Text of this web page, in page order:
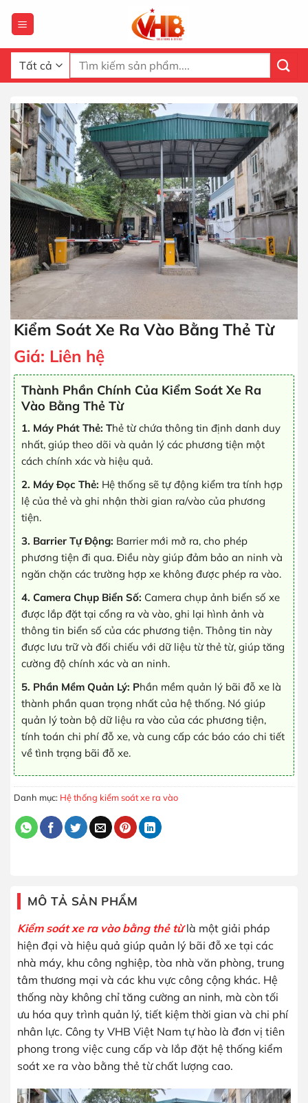
qua
dung
Tìm
kiếm:
Kiểm Soát Xe Ra Vào Bằng Thẻ Từ
Giá: Liên hệ
Thành Phần Chính Của Kiểm Soát Xe Ra
Vào Bằng Thẻ Từ
1. Máy Phát Thẻ: Thẻ từ chứa thông tin định danh duy
nhất, giúp theo dõi và quản lý các phương tiện một
cách chính xác và hiệu quả.
2. Máy Đọc Thẻ: Hệ thống sẽ tự động kiểm tra tính hợp
lệ của thẻ và ghi nhận thời gian ra/vào của phương
tiện.
3. Barrier Tự Động: Barrier mới mở ra, cho phép
phương tiện đi qua. Điều này giúp đảm bảo an ninh và
ngăn chặn các trường hợp xe không được phép ra vào.
4. Camera Chụp Biển Số: Camera chụp ảnh biển số xe
được lắp đặt tại cổng ra và vào, ghi lại hình ảnh và
thông tin biển số của các phương tiện. Thông tin này
được lưu trữ và đối chiếu với dữ liệu từ thẻ từ, giúp tăng
cường độ chính xác và an ninh.
5. Phần Mềm Quản Lý: Phần mềm quản lý bãi đỗ xe là
thành phần quan trọng nhất của hệ thống. Nó giúp
quản lý toàn bộ dữ liệu ra vào của các phương tiện,
tính toán chi phí đỗ xe, và cung cấp các báo cáo chi tiết
về tình trạng bãi đỗ xe.
Danh mục: Hệ thống kiểm soát xe ra vào
MÔ TẢ SẢN PHẨM
Kiểm soát xe ra vào bằng thẻ từlà một giải pháp
hiện đại và hiệu quả giúp quản lý bãi đỗ xe tại các
nhà máy, khu công nghiệp, tòa nhà văn phòng, trung
tâm thương mại và các khu vực công cộng khác. Hệ
thống này không chỉ tăng cường an ninh, mà còn tối
ưu hóa quy trình quản lý, tiết kiệm thời gian và chi phí
nhân lực. Công ty VHB Việt Nam tự hào là đơn vị tiên
phong trong việc cung cấp và lắp đặt hệ thống kiểm
soát xe ra vào bằng thẻ từ chất lượng cao.